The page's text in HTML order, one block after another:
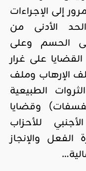
إلى الإجراءات
الأدنى من
الحسم وعلى
على غرار
الإرهاب وملف
الطبيعية
وقضايا
للأحزاب
والإنجاز